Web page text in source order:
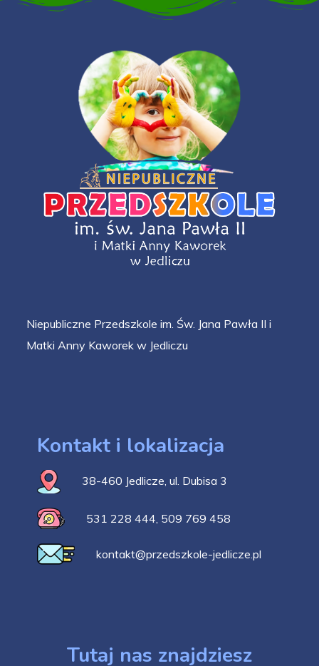
Niepubliczne Przedszkole im. Św. Jana Pawła II i
Matki Anny Kaworek w Jedliczu
Kontakt i lokalizacja
38-460 Jedlicze, ul. Dubisa 3
531 228 444 509 769 458
kontakt@przedszkole-jedlicze.pl
Tutaj nas znajdziesz